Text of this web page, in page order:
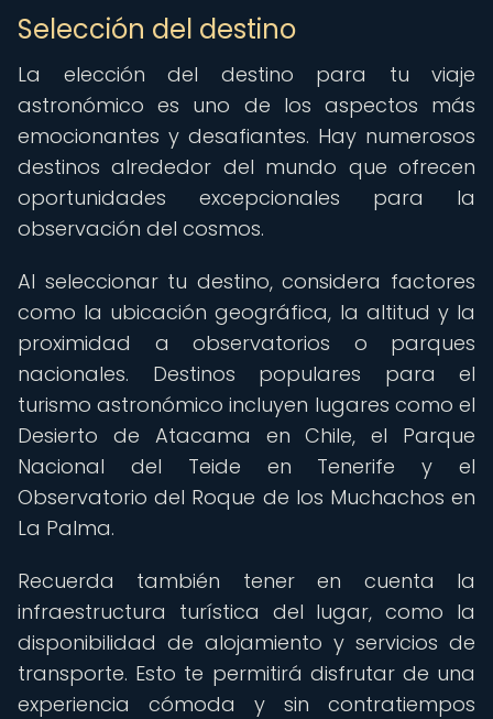
Selección del destino
La elección del destino para tu viaje
astronómico es uno de los aspectos más
emocionantes y desafiantes. Hay numerosos
destinos alrededor del mundo que ofrecen
oportunidades excepcionales para la
observación del cosmos.
Al seleccionar tu destino, considera factores
como la ubicación geográfica, la altitud y la
proximidad a observatorios o parques
nacionales. Destinos populares para el
turismo astronómico incluyen lugares como el
Desierto de Atacama en Chile, el Parque
Nacional del Teide en Tenerife y el
Observatorio del Roque de los Muchachos en
La Palma.
Recuerda también tener en cuenta la
infraestructura turística del lugar, como la
disponibilidad de alojamiento y servicios de
transporte. Esto te permitirá disfrutar de una
experiencia cómoda y sin contratiempos